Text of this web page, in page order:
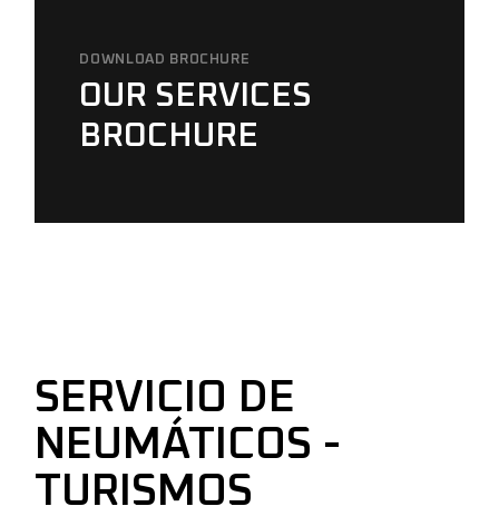
DOWNLOAD BROCHURE
OUR SERVICES
BROCHURE
SERVICIO DE
NEUMÁTICOS -
TURISMOS